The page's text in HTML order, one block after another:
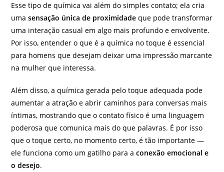
Esse tipo de química vai além do simples contato; ela cria
umasensação única de proximidade que pode transformar
uma interação casual em algo mais profundo e envolvente.
Por isso, entender o que é a química no toque é essencial
para homens que desejam deixar uma impressão marcante
na mulher que interessa.
Além disso, a química gerada pelo toque adequada pode
aumentar a atração e abrir caminhos para conversas mais
íntimas, mostrando que o contato físico é uma linguagem
poderosa que comunica mais do que palavras. É por isso
que o toque certo, no momento certo, é tão importante —
ele funciona como um gatilho para aconexão emocional e
o desejo.